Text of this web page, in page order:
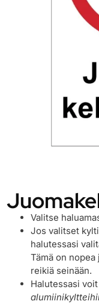
Valitse
Jos valitset
halutessasi
Tämä on
reikiä seinään.
Halutessasi